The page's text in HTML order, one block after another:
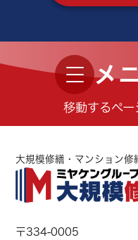
当該第三者のウェブ
トページにアクセス
アプリの場合
利用端末の広告識別
※詳しい設定方法は
Apple社、Google社
このウェブサイトを
することで、あなた
説明されている個人
し、承認したものと
個人情報の収集の目的
メ
移動するペー
大規模修繕・マンション修
〒334-0005